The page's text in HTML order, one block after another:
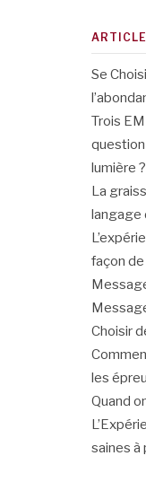
Se
Trois
question
lumière ?
La
langage
façon
Choisir
les
Quand
saines à